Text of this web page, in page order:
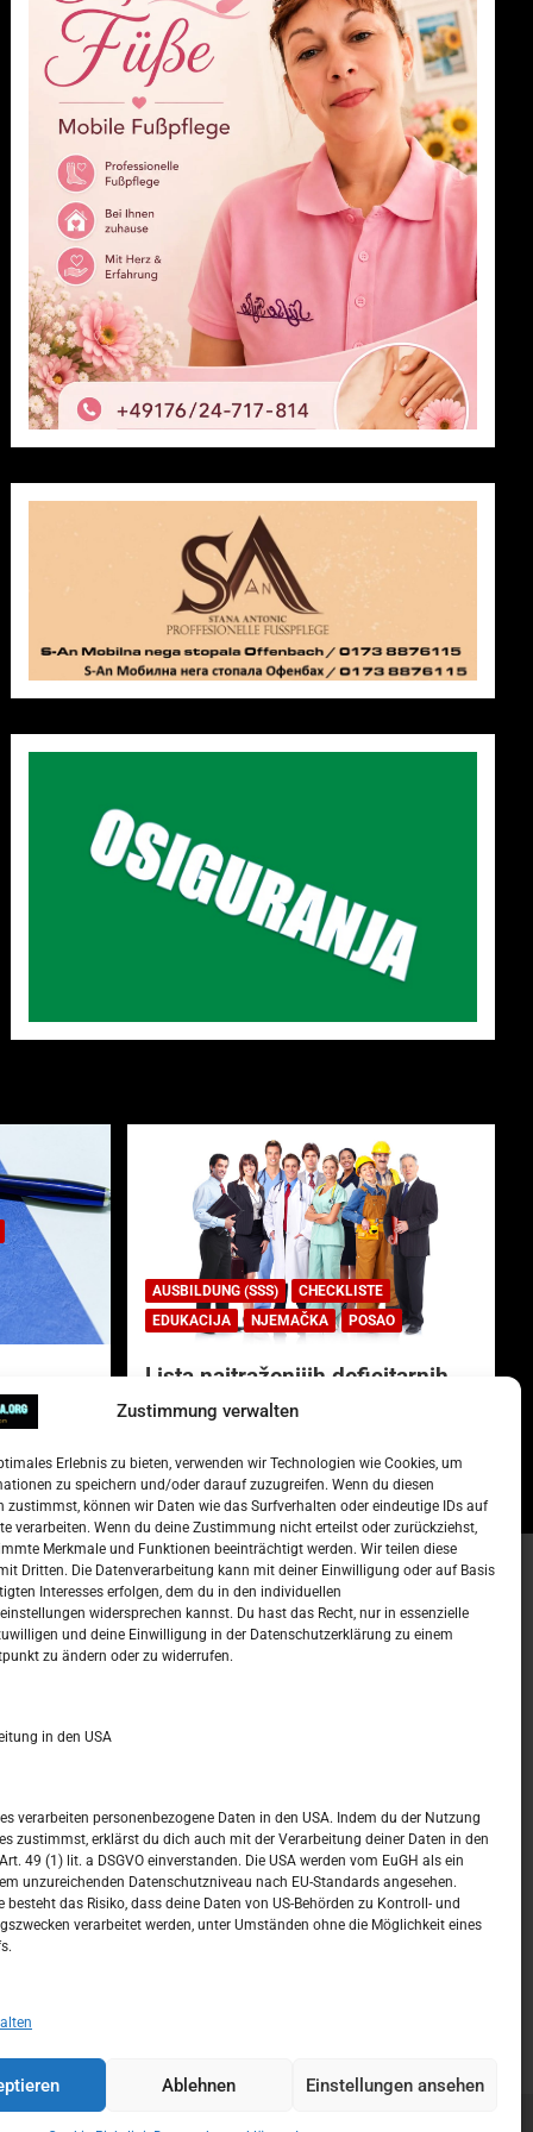
Zustimmung verwalten
Erlebnis zu bieten, verwenden wir Technologien wie Cookies, um
zu speichern und/oder darauf zuzugreifen. Wenn du diesen
zustimmst, können wir Daten wie das Surfverhalten oder eindeutige IDs auf
verarbeiten. Wenn du deine Zustimmung nicht erteilst oder zurückziehst,
Merkmale und Funktionen beeinträchtigt werden. Wir teilen diese
Dritten. Die Datenverarbeitung kann mit deiner Einwilligung oder auf Basis
Interesses erfolgen, dem du in den individuellen
widersprechen kannst. Du hast das Recht, nur in essenzielle
und deine Einwilligung in der Datenschutzerklärung zu einem
zu ändern oder zu widerrufen.
in den USA
verarbeiten personenbezogene Daten in den USA. Indem du der Nutzung
zustimmst, erklärst du dich auch mit der Verarbeitung deiner Daten in den
49 (1) lit. a DSGVO einverstanden. Die USA werden vom EuGH als ein
unzureichenden Datenschutzniveau nach EU-Standards angesehen.
besteht das Risiko, dass deine Daten von US-Behörden zu Kontroll- und
verarbeitet werden, unter Umständen ohne die Möglichkeit eines
Ablehnen Einstellungen ansehen
AUSBILDUNG (SSS)
CHECKLISTE
EDUKACIJA
NJEMAČKA POSAO
Lista najtraženijih deficitarnih
zanimanja u Njemačkoj.
–
Kalendar
10 11 12 13 14 15 16
17 18 19 20 21 22
24 25 26 27 28 29 30